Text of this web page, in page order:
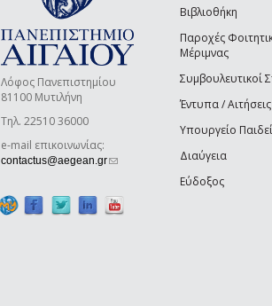
Λόφος Πανεπιστημίου
81100 Μυτιλήνη
Τηλ. 22510 36000
e-mail επικοινωνίας:
contactus@aegean.gr(link sends e-mail)
Βιβλιοθήκη
Παροχές
Μέριμνας
Συμβουλευτικοί
Έντυπα / Αιτήσεις
Υπουργείο
Διαύγεια
Εύδοξος